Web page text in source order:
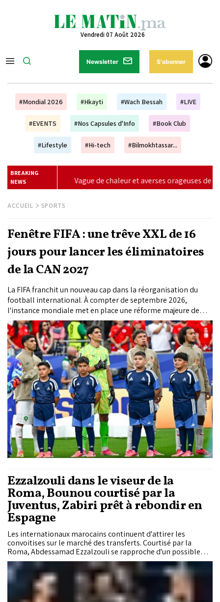
Vendredi 07 Août 2026
Newsletter S'abonner
#Mondial 2026 #Hkayti #Wach Bessah #LIVE
#EVENTS #Nos Capsules d'Info #Book Club
#Lifestyle #Hi-tech #Bilmokhtassar...
BREAKING
NEWSorageuses de vendredi à dimanche (alerte météo) |
ACCUEIL SPORTS
Fenêtre FIFA : une trêve XXL de 16
jours pour lancer les éliminatoires
de la CAN 2027
La FIFA franchit un nouveau cap dans la réorganisation du
football international. À compter de septembre 2026,
l'instance mondiale met en place une réforme majeure de
son calendrier masculin en fusionnant les traditionnelles
fenêtres internationales de septembre et d'octobre en un
seul bloc de 16 jours consécutifs, du 21 septembre au 6
octobre 2026. Cette nouvelle configuration permettra aux
sélections nationales de disputer jusqu'à quatre rencontres
officielles au cours d'un même rassemblement. Face à ce
changement, la Confédération africaine de football (CAF) a
rapidement adapté son calendrier en y programmant le
lancement des éliminatoires de la CAN 2027. Une décision
destinée à limiter les déplacements intercontinentaux à
répétition, mais qui impose également un nouveau défi
physique et tactique aux sélectionneurs africains.
Ezzalzouli dans le viseur de la
Roma, Bounou courtisé par la
Juventus, Zabiri prêt à rebondir en
Espagne
Les internationaux marocains continuent d'attirer les
convoitises sur le marché des transferts. Courtisé par la
Roma, Abdessamad Ezzalzouli se rapproche d'un possible
départ du Real Betis, tandis que Yassir Zabiri serait sur le
point de rebondir en Liga après des débuts compliqués à
Rennes. Yassine Bounou, quant à lui, suscite l'intérêt de la
Juventus. Zoom sur les principaux feuilletons qui animent le
mercato des Lions de l'Atlas.